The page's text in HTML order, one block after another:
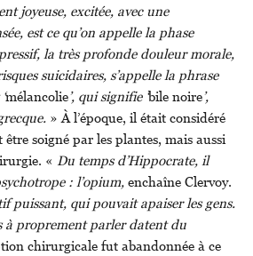
joyeuse, excitée, avec une
est ce qu’on appelle la phase
la très profonde douleur morale,
suicidaires, s’appelle la phrase
mélancolie’, qui signifie ‘bile noire’,
» À l’époque, il était considéré
soigné par les plantes, mais aussi
« Du temps d’Hippocrate, il
: l’opium,enchaîne Clervoy.
puissant, qui pouvait apaiser les gens.
à proprement parler datent du
chirurgicale fut abandonnée à ce